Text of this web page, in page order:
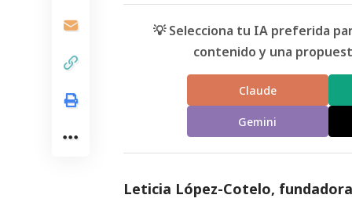
💡 Selecciona tu IA preferida
contenido y una
Claude
Gemini
Leticia López-Cotelo,